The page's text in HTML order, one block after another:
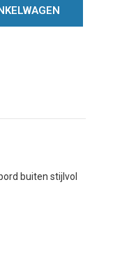
buiten stijlvol